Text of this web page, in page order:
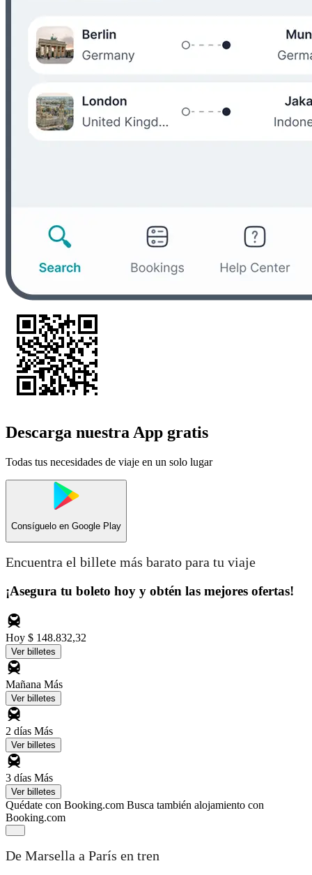
Descarga nuestra App gratis
Todas tus necesidades de viaje en un solo lugar
Consíguelo en Google Play
Encuentra el billete más barato para tu viaje
¡Asegura tu boleto hoy y obtén las mejores ofertas!
Hoy $ 148.832,32
Ver billetes
Mañana Más
Ver billetes
2 días Más
Ver billetes
3 días Más
Ver billetes
Quédate con Booking.com Busca también alojamiento con
Booking.com
De Marsella a París en tren